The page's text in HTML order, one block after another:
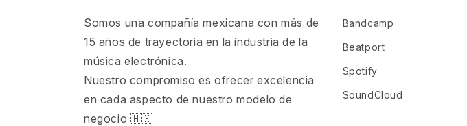
Somos una compañía mexicana con más de
15 años de trayectoria en la industria de la
música electrónica.
Nuestro compromiso es ofrecer excelencia
en cada aspecto de nuestro modelo de
negocio 🇲🇽
Bandcamp
Beatport
Spotify
SoundCloud